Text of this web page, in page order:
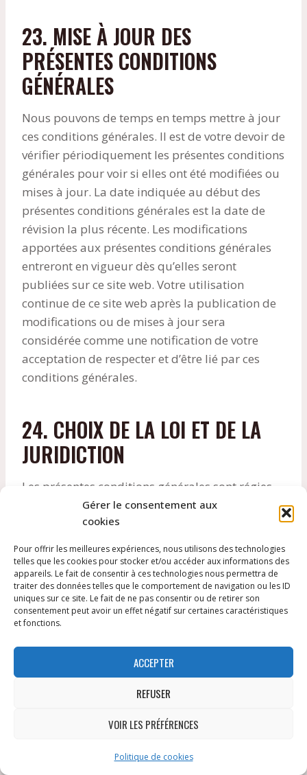
Gérer le consentement aux
cookies
Pour offrir les meilleures expériences, nous utilisons des technologies
telles que les cookies pour stocker et/ou accéder aux informations des
appareils. Le fait de consentir à ces technologies nous permettra de
traiter des données telles que le comportement de navigation ou les ID
uniques sur ce site. Le fait de ne pas consentir ou de retirer son
consentement peut avoir un effet négatif sur certaines caractéristiques
et fonctions.
ACCEPTER
REFUSER
VOIR LES PRÉFÉRENCES
Politique de cookies
23. MISE À JOUR DES
PRÉSENTES CONDITIONS
GÉNÉRALES
Nous pouvons de temps en temps mettre à jour
ces conditions générales. Il est de votre devoir de
vérifier périodiquement les présentes conditions
générales pour voir si elles ont été modifiées ou
mises à jour. La date indiquée au début des
présentes conditions générales est la date de
révision la plus récente. Les modifications
apportées aux présentes conditions générales
entreront en vigueur dès qu’elles seront
publiées sur ce site web. Votre utilisation
continue de ce site web après la publication de
modifications ou de mises à jour sera
considérée comme une notification de votre
acceptation de respecter et d’être lié par ces
conditions générales.
24. CHOIX DE LA LOI ET DE LA
JURIDICTION
Les présentes conditions générales sont régies
par les lois de France. Tout litige relatif aux
présentes conditions générales sera soumis à la
juridiction des tribunaux de France. Si une
partie ou une disposition des présentes
conditions générales est jugée par un tribunal
ou une autre autorité comme étant invalide
et/ou inapplicable en vertu du droit applicable,
mesure possible afin de donner effet à
l’intention des présentes conditions